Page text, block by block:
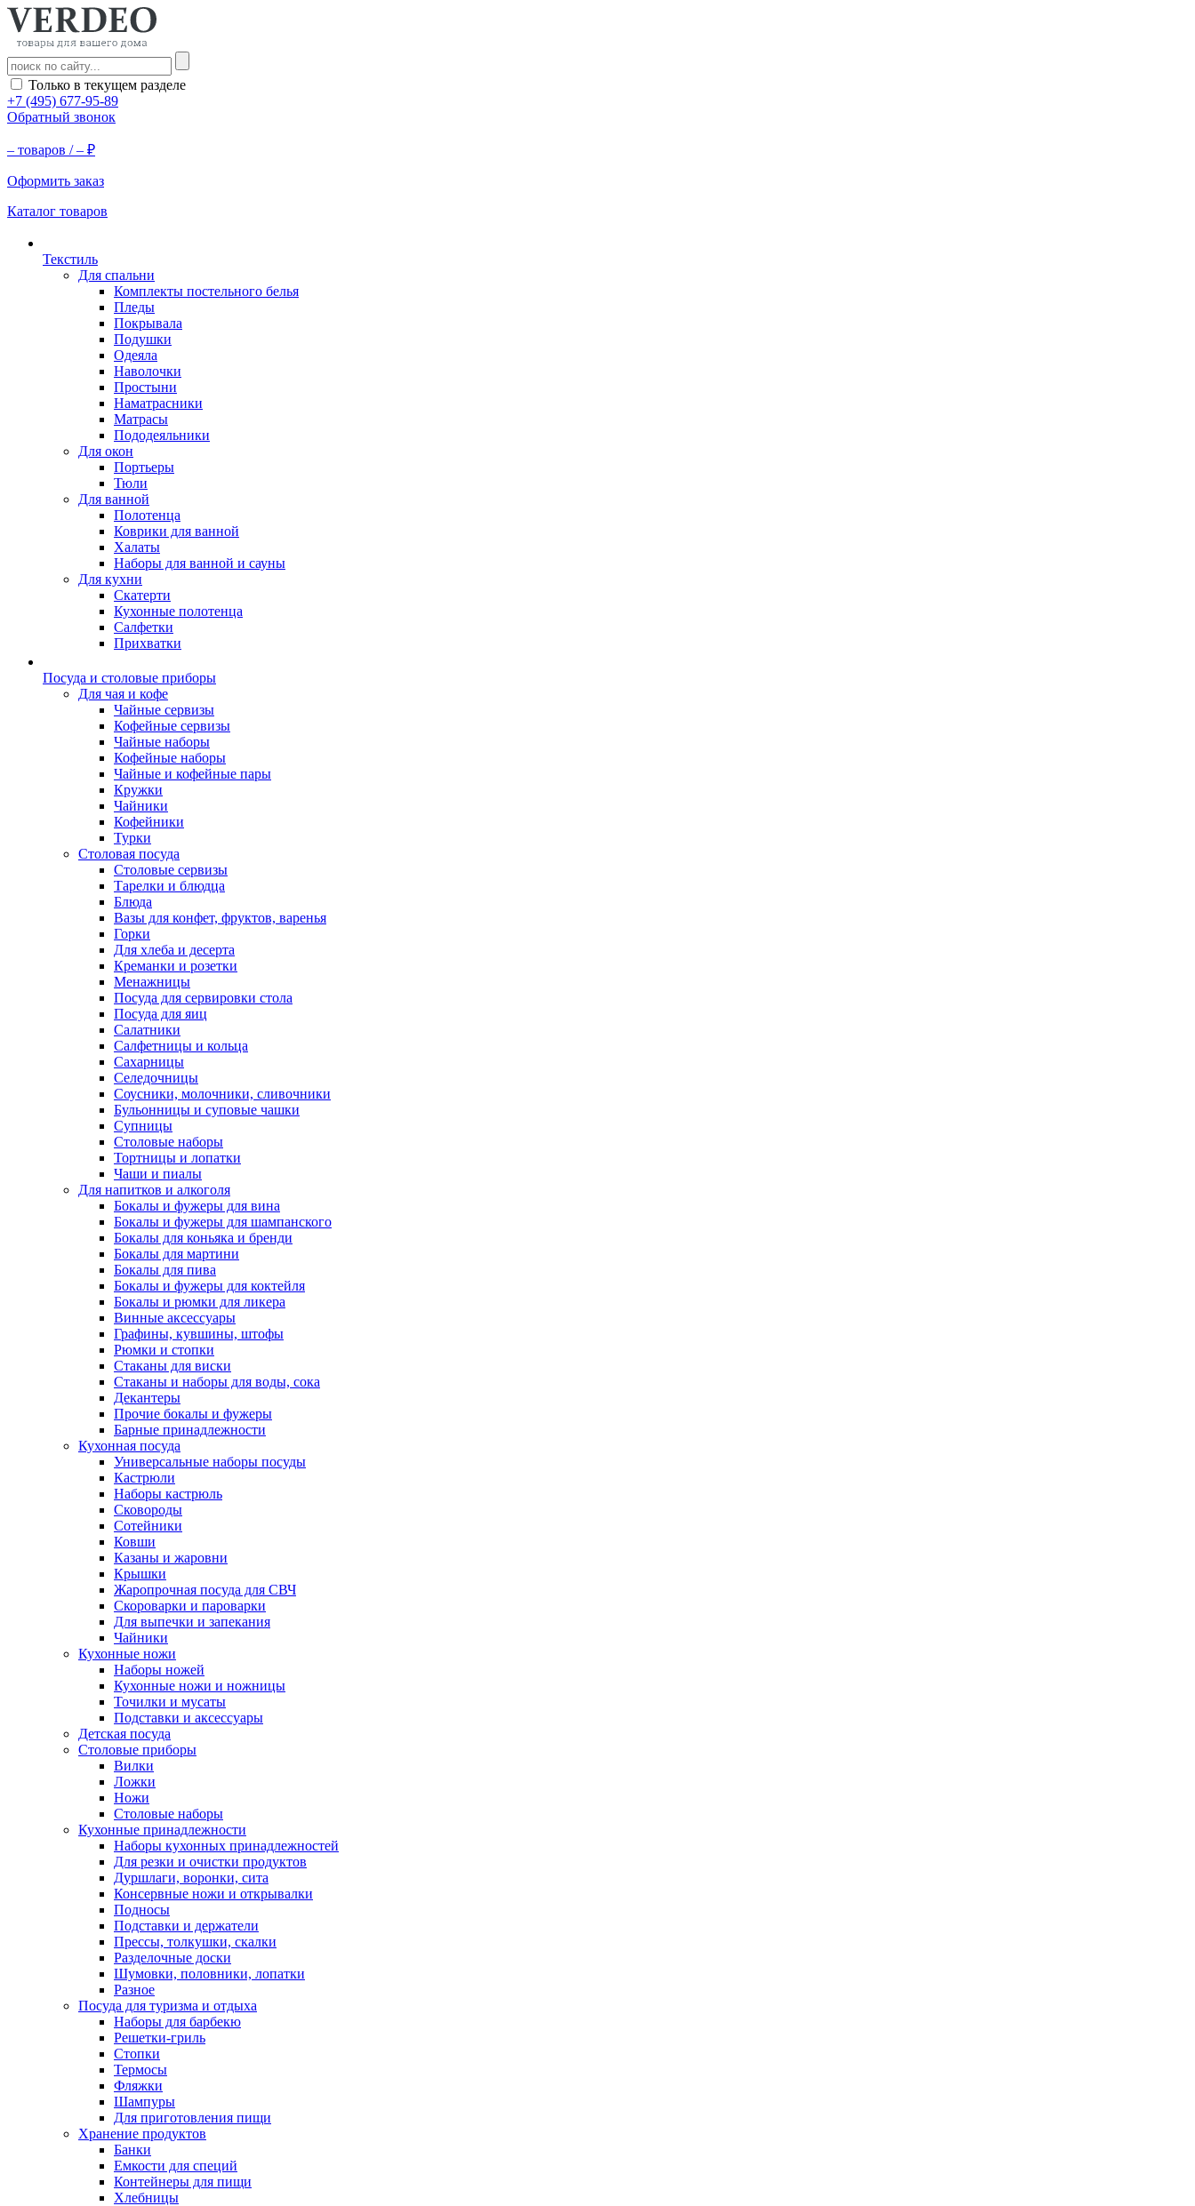
Только в текущем разделе
+7 (495) 677-95-89
Обратный звонок
– товаров /– ₽
Оформить заказ
Каталог товаров
Текстиль
Для спальни
Комплекты постельного белья
Пледы
Покрывала
Подушки
Одеяла
Наволочки
Простыни
Наматрасники
Матрасы
Пододеяльники
Для окон
Портьеры
Тюли
Для ванной
Полотенца
Коврики для ванной
Халаты
Наборы для ванной и сауны
Для кухни
Скатерти
Кухонные полотенца
Салфетки
Прихватки
Посуда и столовые приборы
Для чая и кофе
Чайные сервизы
Кофейные сервизы
Чайные наборы
Кофейные наборы
Чайные и кофейные пары
Кружки
Чайники
Кофейники
Турки
Столовая посуда
Столовые сервизы
Тарелки и блюдца
Блюда
Вазы для конфет, фруктов, варенья
Горки
Для хлеба и десерта
Креманки и розетки
Менажницы
Посуда для сервировки стола
Посуда для яиц
Салатники
Салфетницы и кольца
Сахарницы
Селедочницы
Соусники, молочники, сливочники
Бульонницы и суповые чашки
Супницы
Столовые наборы
Тортницы и лопатки
Чаши и пиалы
Для напитков и алкоголя
Бокалы и фужеры для вина
Бокалы и фужеры для шампанского
Бокалы для коньяка и бренди
Бокалы для мартини
Бокалы для пива
Бокалы и фужеры для коктейля
Бокалы и рюмки для ликера
Винные аксессуары
Графины, кувшины, штофы
Рюмки и стопки
Стаканы для виски
Стаканы и наборы для воды, сока
Декантеры
Прочие бокалы и фужеры
Барные принадлежности
Кухонная посуда
Универсальные наборы посуды
Кастрюли
Наборы кастрюль
Сковороды
Сотейники
Ковши
Казаны и жаровни
Крышки
Жаропрочная посуда для СВЧ
Скороварки и пароварки
Для выпечки и запекания
Чайники
Кухонные ножи
Наборы ножей
Кухонные ножи и ножницы
Точилки и мусаты
Подставки и аксессуары
Детская посуда
Столовые приборы
Вилки
Ложки
Ножи
Столовые наборы
Кухонные принадлежности
Наборы кухонных принадлежностей
Для резки и очистки продуктов
Дуршлаги, воронки, сита
Консервные ножи и открывалки
Подносы
Подставки и держатели
Прессы, толкушки, скалки
Разделочные доски
Шумовки, половники, лопатки
Разное
Посуда для туризма и отдыха
Наборы для барбекю
Решетки-гриль
Стопки
Термосы
Фляжки
Шампуры
Для приготовления пищи
Хранение продуктов
Банки
Емкости для специй
Контейнеры для пищи
Хлебницы